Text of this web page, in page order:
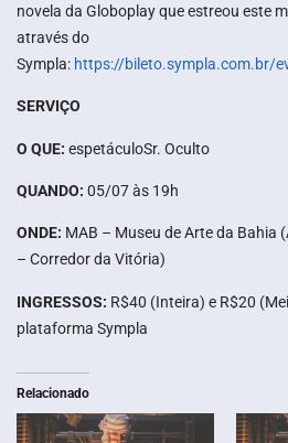
novela da Globoplay que estreou este
através do
Sympla: https://bileto.sympla.com.br/
SERVIÇO
O QUE: espetáculoSr. Oculto
QUANDO: 05/07 às 19h
ONDE: MAB – Museu de Arte da Bahia
– Corredor da Vitória)
INGRESSOS: R$40 (Inteira) e R$20
plataforma Sympla
Relacionado